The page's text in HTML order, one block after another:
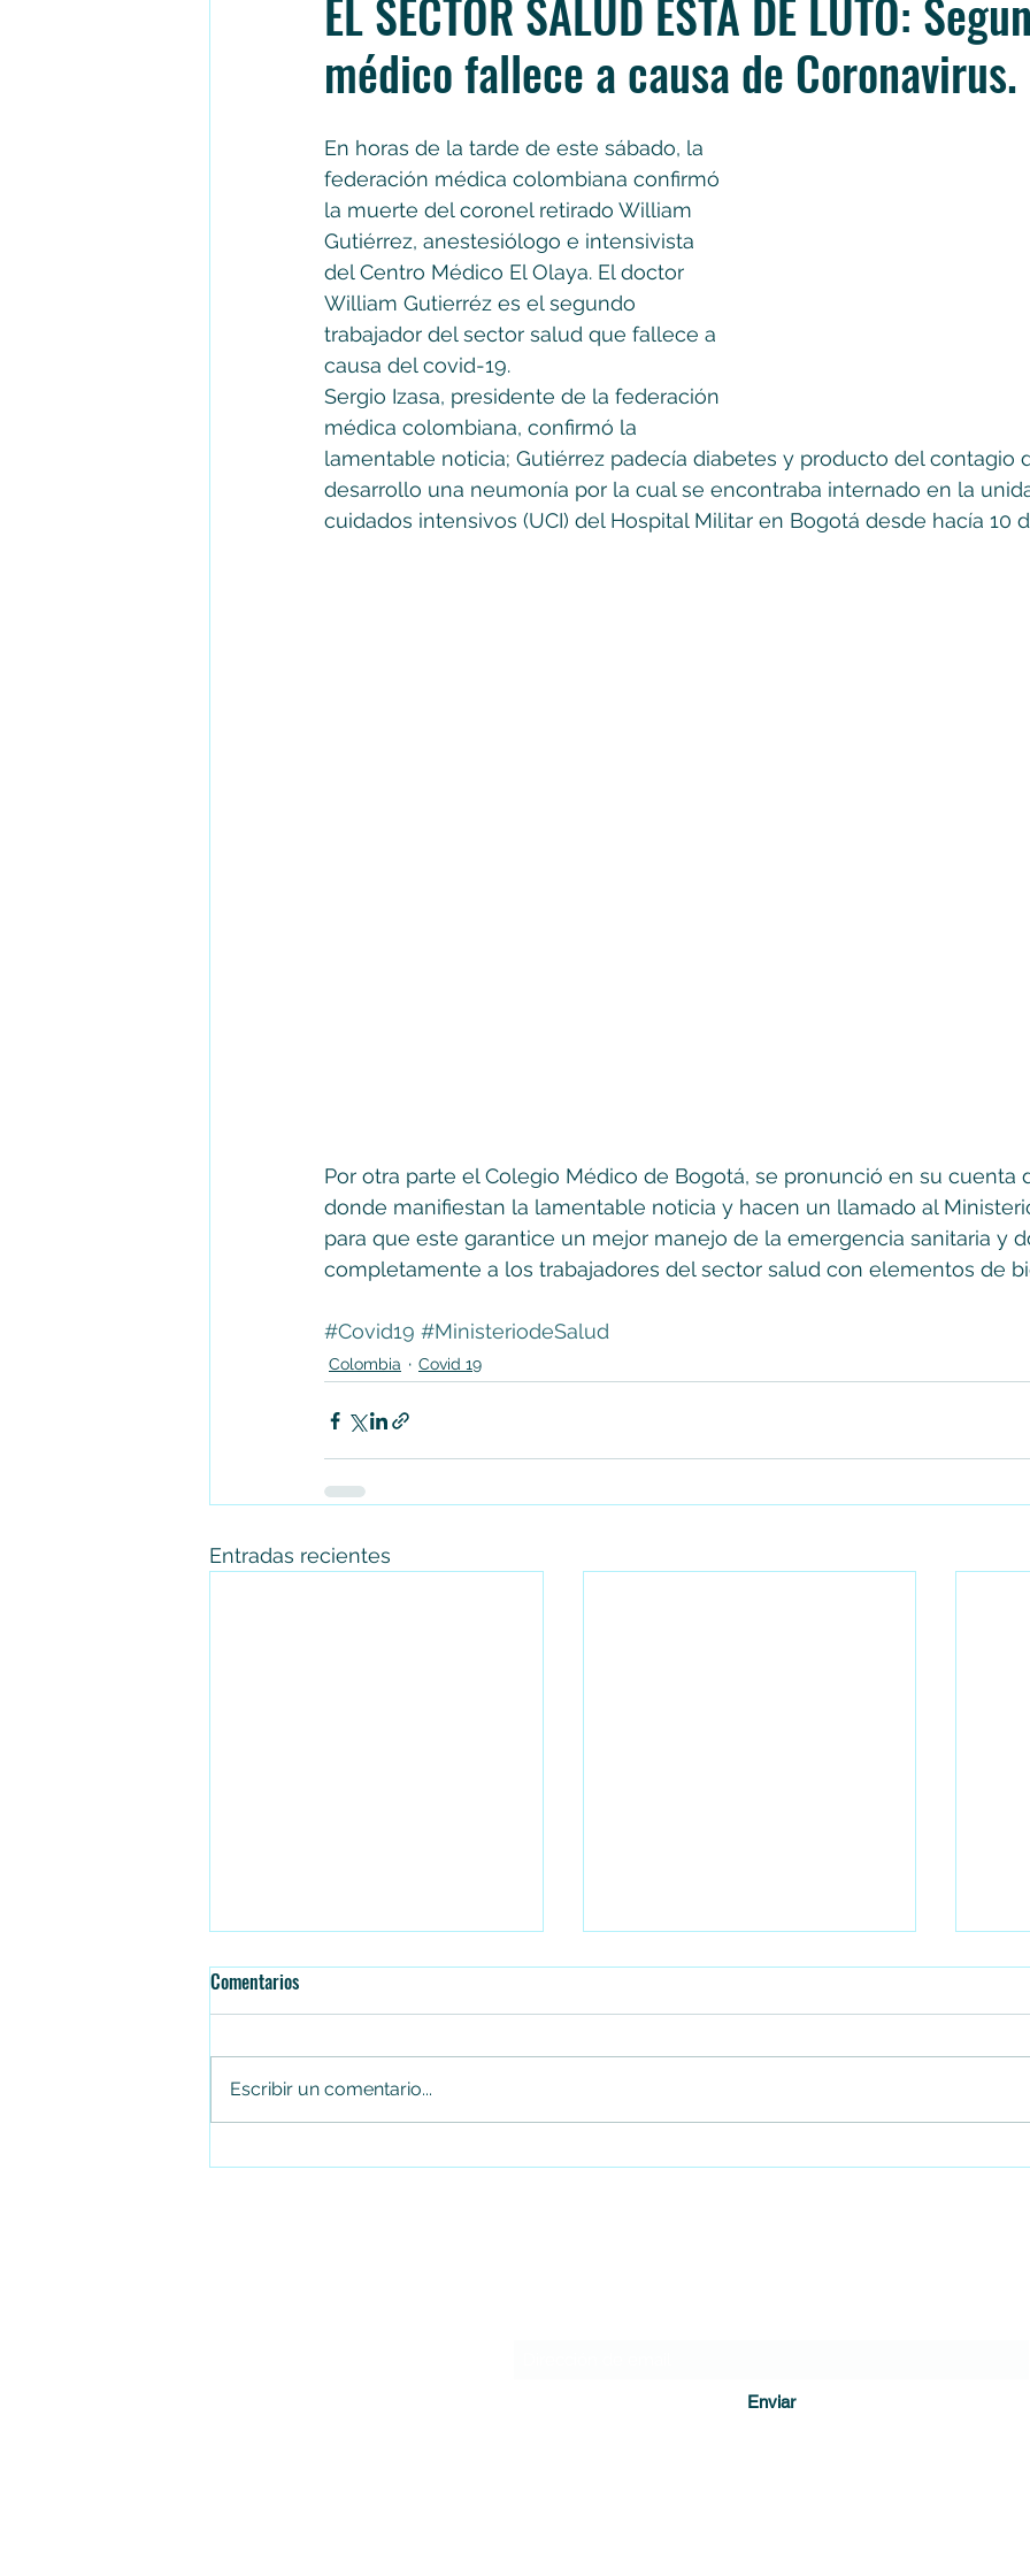
EL SECTOR SALUD ESTÁ DE LUTO:
médico fallece a causa de Coronavirus.
En horas de la tarde de este sábado, la
federación médica colombiana confirmó
la muerte del coronel retirado William
Gutiérrez, anestesiólogo e intensivista
del Centro Médico El Olaya. El doctor
William Gutierréz es el segundo
trabajador del sector salud que fallece a
causa del covid-19.
Sergio Izasa, presidente de la federación
médica colombiana, confirmó la
lamentable noticia; Gutiérrez padecía diabetes y producto del contagio
desarrollo una neumonía por la cual se encontraba internado en la
cuidados intensivos (UCI) del Hospital Militar en Bogotá desde hacía 10
Por otra parte el Colegio Médico de Bogotá, se pronunció en su cuenta
donde manifiestan la lamentable noticia y hacen un llamado al
para que este garantice un mejor manejo de la emergencia sanitaria y
completamente a los trabajadores del sector salud con elementos de
#Covid19 #MinisteriodeSalud
Colombia Covid 19
Entradas recientes
¡De Soacha para el mundo!
Procuraduría pide revocar
Comentarios
Escribir un comentario...
Enviar